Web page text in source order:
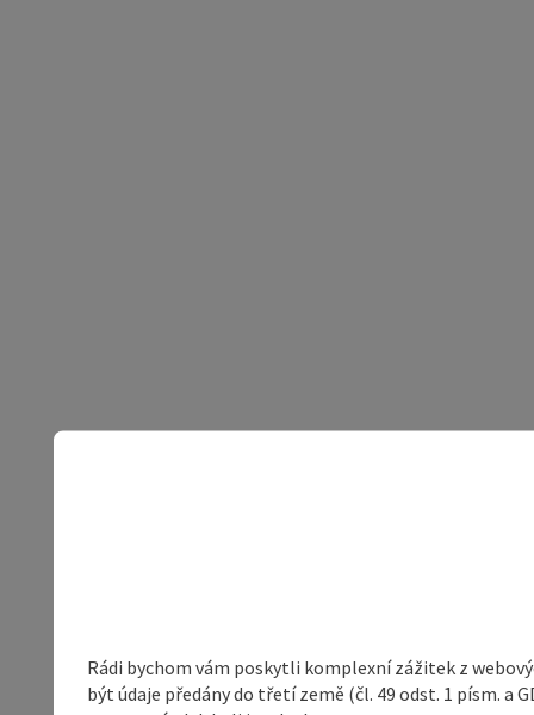
Rádi bychom vám poskytli komplexní zážitek z
být údaje předány do třetí země (čl. 49 odst. 1 písm.